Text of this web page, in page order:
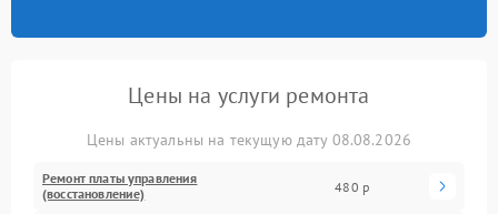
Цены на услуги ремонта
Цены актуальны на текущую дату 08.08.2026
Ремонт платы управления
(восстановление)
480 р